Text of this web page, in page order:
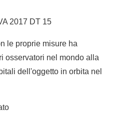
2017 DT 15
le proprie misure ha
osservatori nel mondo alla
dell'oggetto in orbita nel